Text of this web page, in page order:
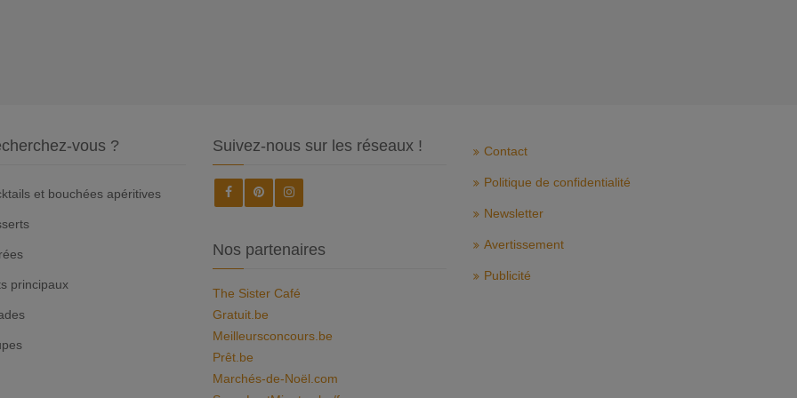
vous ?
et bouchées apéritives
principaux
Suivez-nous sur les réseaux !
Nos partenaires
The Sister Café
Gratuit.be
Meilleursconcours.be
Prêt.be
Marchés-de-Noël.com
Contact
Politique de confidentialité
Newsletter
Avertissement
Publicité